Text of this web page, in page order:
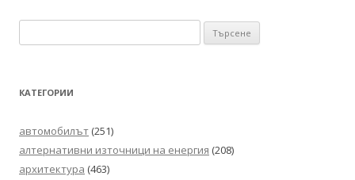
за:
КАТЕГОРИИ
автомобилът (251)
алтернативни източници на енергия (208)
архитектура (463)